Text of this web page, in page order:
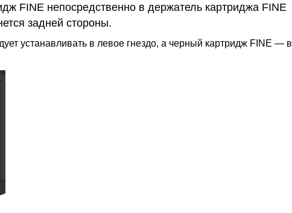
FINE непосредственно в держатель картриджа FINE
задней стороны.
устанавливать в левое гнездо, а черный картридж FINE — в